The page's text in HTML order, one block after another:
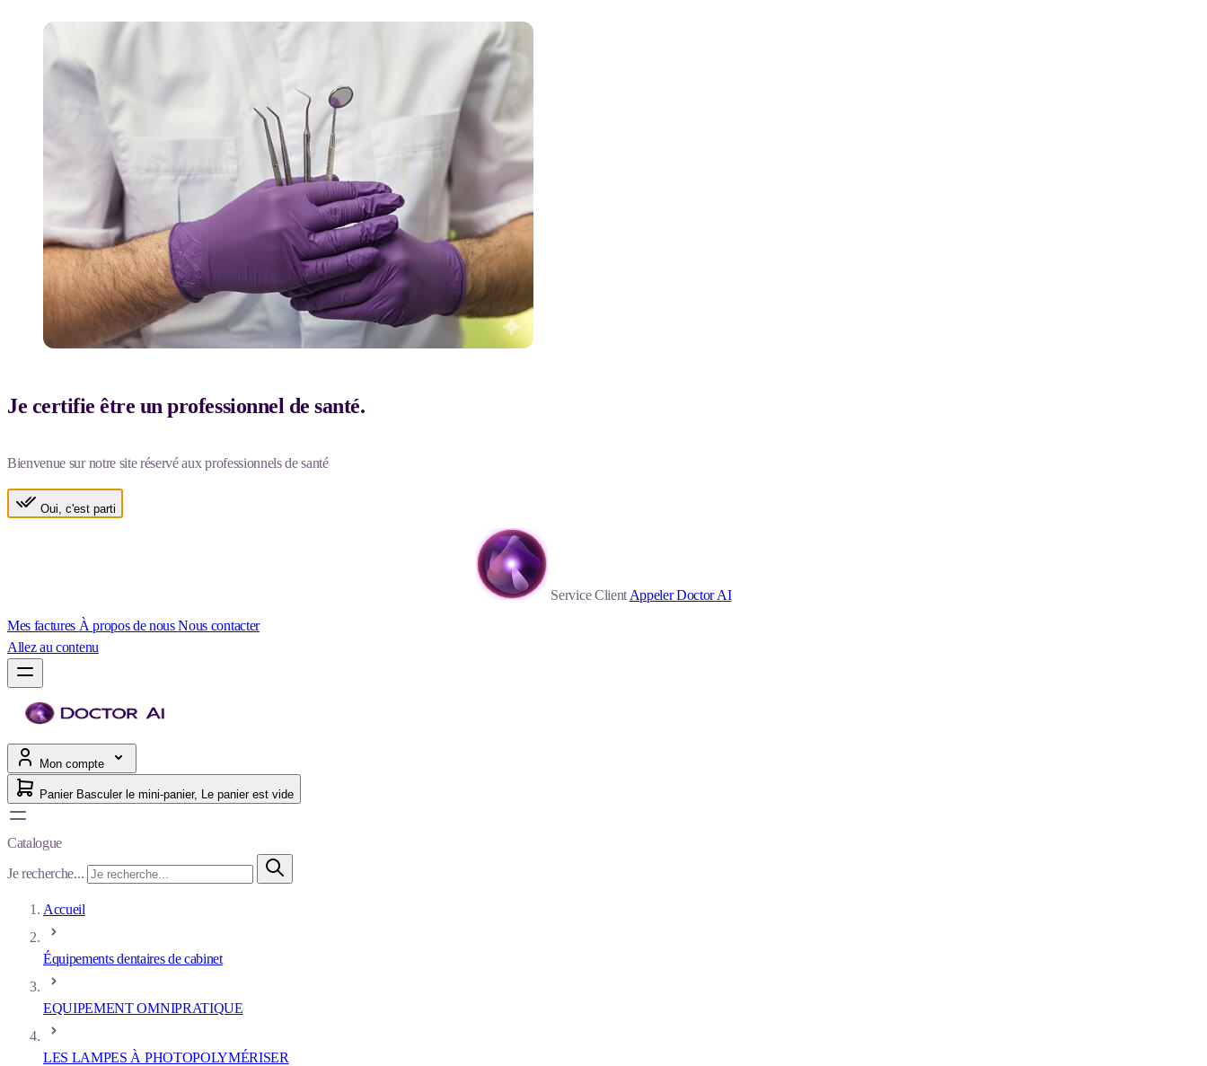
Je certifie être un professionnel de santé.
Bienvenue sur notre site réservé aux professionnels de santé
Oui, c'est parti
Service Client Appeler Doctor AI
Mes factures À propos de nousNous contacter
Allez au contenu
Mon compte
Panier Basculer le mini-panier, Le panier est vide
Catalogue
Je recherche...
Accueil
Équipements dentaires de cabinet
EQUIPEMENT OMNIPRATIQUE
LES LAMPES À PHOTOPOLYMÉRISER